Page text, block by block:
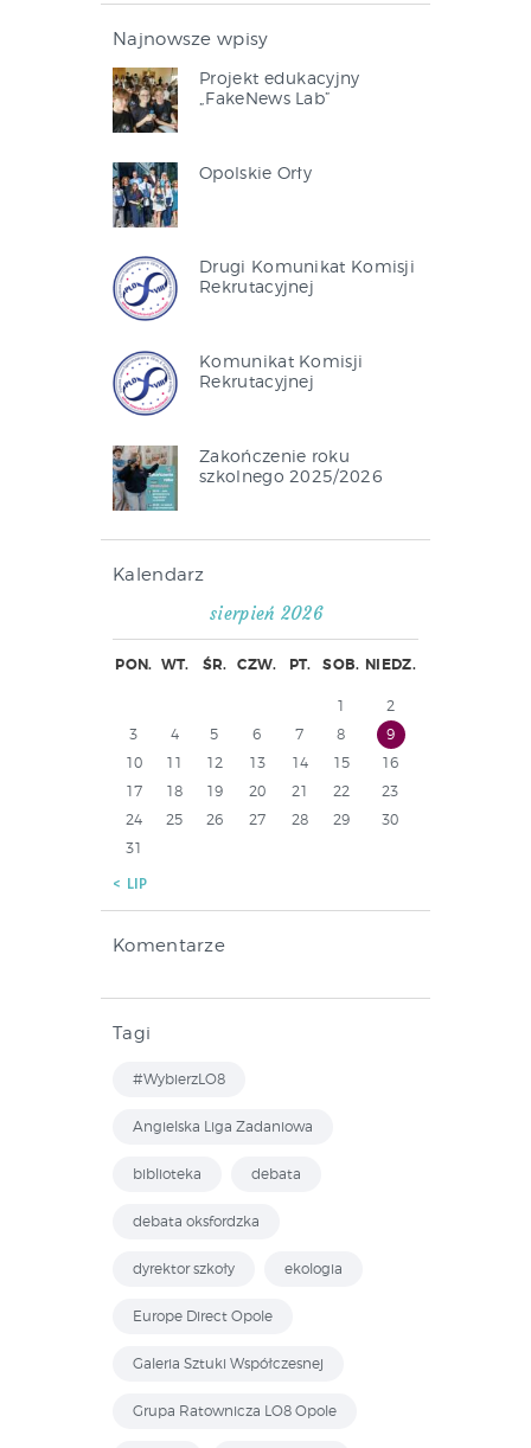
Najnowsze wpisy
Projekt edukacyjny
„FakeNews Lab”
Opolskie Orły
Drugi Komunikat Komisji
Rekrutacyjnej
Komunikat Komisji
Rekrutacyjnej
Zakończenie roku
szkolnego 2025/2026
Kalendarz
sierpień 2026
PON. WT. ŚR. CZW. PT. SOB. NIEDZ.
1
2
3
4 5 6 7 8
9
10
11 12 13 14 15
16
17
18 19 20 21 22
23
24
25 26 27 28 29
30
31
« LIP
Komentarze
Tagi
#WybierzLO8
Angielska Liga Zadaniowa
biblioteka debata
debata oksfordzka
dyrektor szkoły ekologia
Europe Direct Opole
Galeria Sztuki Współczesnej
Grupa Ratownicza LO8 Opole